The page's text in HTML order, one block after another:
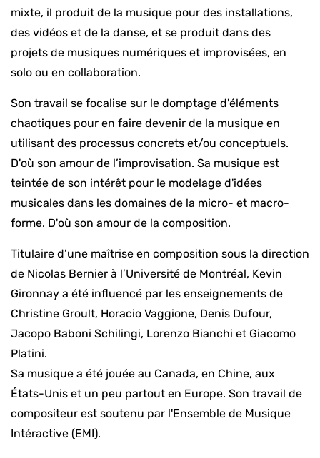
mixte, il produit de la musique pour des installations,
des vidéos et de la danse, et se produit dans des
projets de musiques numériques et improvisées, en
solo ou en collaboration.
Son travail se focalise sur le domptage d'éléments
chaotiques pour en faire devenir de la musique en
utilisant des processus concrets et/ou conceptuels.
D'où son amour de l’improvisation. Sa musique est
teintée de son intérêt pour le modelage d'idées
musicales dans les domaines de la micro- et macro-
forme. D'où son amour de la composition.
Titulaire d’une maîtrise en composition sous la direction
de Nicolas Bernier à l’Université de Montréal, Kevin
Gironnay a été influencé par les enseignements de
Christine Groult, Horacio Vaggione, Denis Dufour,
Jacopo Baboni Schilingi, Lorenzo Bianchi et Giacomo
Platini.
Sa musique a été jouée au Canada, en Chine, aux
États-Unis et un peu partout en Europe. Son travail de
compositeur est soutenu par l'Ensemble de Musique
Intéractive (EMI).